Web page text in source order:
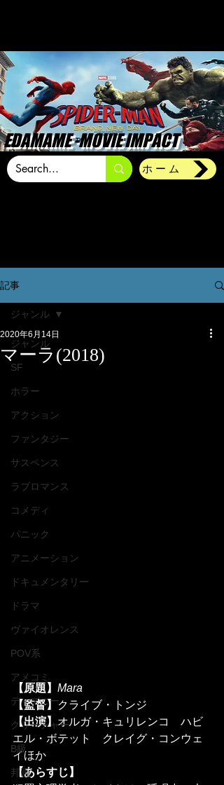
EDAMAME -MOVIE IMPACT
ホーム
記事
ジャンル
SF
ホラー
アクション
ファンタジー
サスペンス
ラブロマンス
コメディ
パニック
アニメーション
ドキュメンタリー
ドラマ
ヴァイオレンス
POV系
アメコミ
ディズニー
クリーチャー
B級
邦画
ジャンル
マーラ(2018)
2020年6月14日
【原題】 Mara
【監督】クライブ・トンジ
【出演】オルガ・キュリレンコ　ハビ
エル・ボテット　クレイグ・コンウェ
イほか
【あらすじ】